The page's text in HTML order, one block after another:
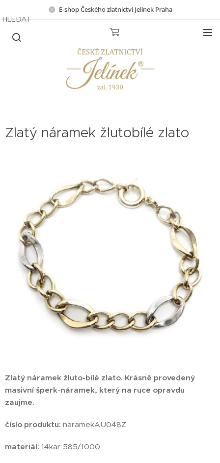
E-shop Českého zlatnictví Jelínek Praha
HLEDAT
Zlatý náramek žlutobílé zlato
Zlatý náramek žluto-bílé zlato. Krásně provedený
masivní šperk-náramek, který na ruce opravdu
zaujme.
číslo produktu: naramekAU048Z
materiál: 14kar 585/1000